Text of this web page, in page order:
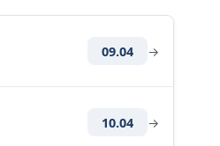
09.04 →
10.04 →